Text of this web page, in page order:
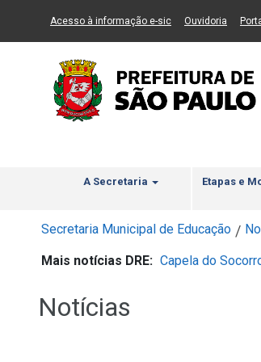
Ir ao Conteúdo Ir para menu principal 2
Acesso à informação e-sic(Link para um novo
Ouvidoria (Link
A Secretaria Etapas e
Secretaria Municipal de Educação /
Mais notícias DRE: Capela do
Notícias